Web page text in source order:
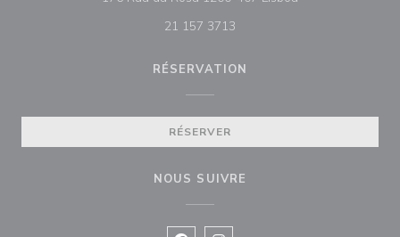
21 157 3713
RÉSERVATION
RÉSERVER
NOUS SUIVRE